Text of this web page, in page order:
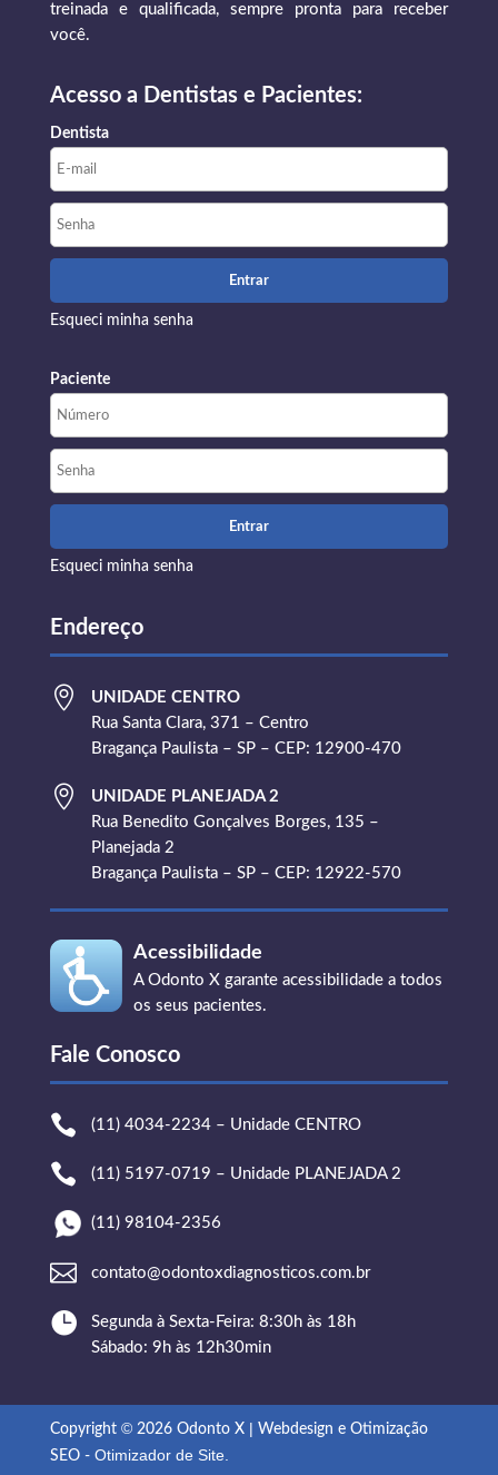
treinada e qualificada, sempre pronta para receber
você.
Acesso a Dentistas e Pacientes:
Dentista
Esqueci minha senha
Paciente
Esqueci minha senha
Endereço

UNIDADE CENTRO
Rua Santa Clara, 371 – Centro
Bragança Paulista – SP – CEP: 12900-470

UNIDADE PLANEJADA 2
Rua Benedito Gonçalves Borges, 135 –
Planejada 2
Bragança Paulista – SP – CEP: 12922-570
Acessibilidade
A Odonto X garante acessibilidade a todos
os seus pacientes.
Fale Conosco
 (11) 4034-2234 – Unidade CENTRO
 (11) 5197-0719 – Unidade PLANEJADA 2
(11) 98104-2356
 contato@odontoxdiagnosticos.com.br

Segunda à Sexta-Feira: 8:30h às 18h
Sábado: 9h às 12h30min
Copyright ©2026 Odonto X | Webdesign e Otimização
SEO - Otimizador de Site.